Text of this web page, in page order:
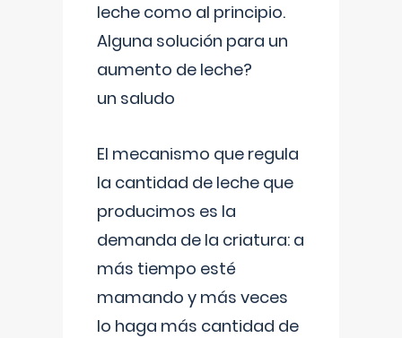
leche como al principio.
Alguna solución para un
aumento de leche?
un saludo
El mecanismo que regula
la cantidad de leche que
producimos es la
demanda de la criatura: a
más tiempo esté
mamando y más veces
lo haga más cantidad de